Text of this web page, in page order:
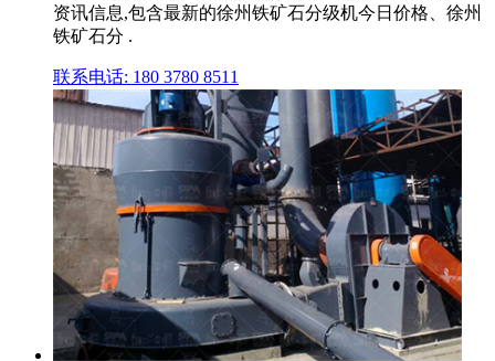
资讯信息,包含最新的徐州铁矿石分级机今日价格、徐州
铁矿石分 .
联系电话: 180 3780 8511